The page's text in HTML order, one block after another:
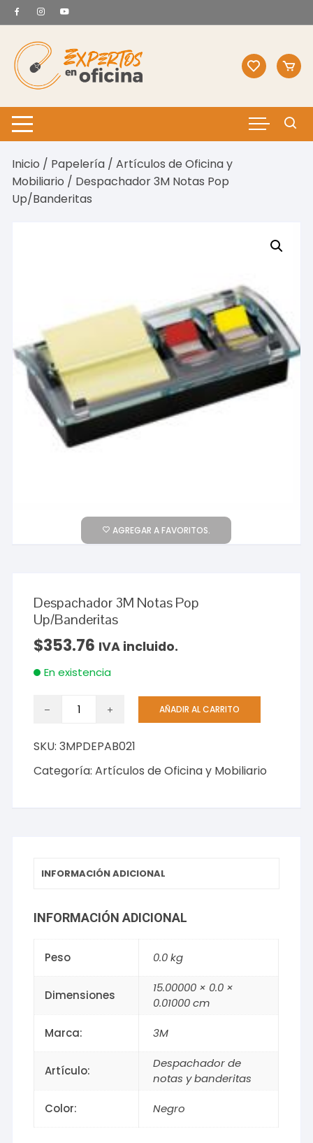
Saltar
al
contenido
Inicio / Papelería /Artículos de Oficina y
Mobiliario / Despachador 3M Notas Pop
Up/Banderitas
AGREGAR A FAVORITOS.
Despachador 3M Notas Pop
Up/Banderitas
$353.76 IVA incluido.
En existencia
Despachador
Pop
Up/Banderitas
AÑADIR AL CARRITO
SKU:3MPDEPAB021
Categoría:Artículos de Oficina y Mobiliario
INFORMACIÓN ADICIONAL
INFORMACIÓN ADICIONAL
Peso 0.0 kg
Dimensiones
15.00000 × 0.0 ×
0.01000 cm
Marca: 3M
Artículo:
Despachador de
notas y banderitas
Color: Negro